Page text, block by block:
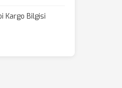
Kargo Bilgisi